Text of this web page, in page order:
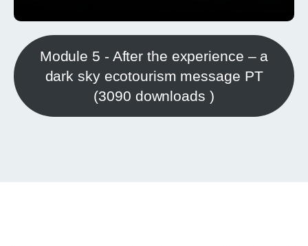
Module 5 - After the experience – a
dark sky ecotourism message PT
(3090 downloads )